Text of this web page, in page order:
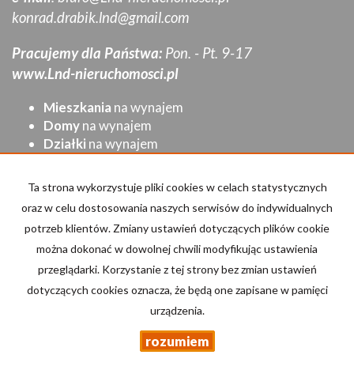
konrad.drabik.lnd@gmail.com
Pracujemy dla Państwa: Pon. - Pt. 9-17
www.Lnd-nieruchomosci.pl
Mieszkania na wynajem
Domyna wynajem
Działki na wynajem
Hale
na wynajem
Obiekty
na wynajem
Mieszkaniana sprzedaż
Domyna sprzedaż
Działkina sprzedaż
Lokale na sprzedaż
Ta strona wykorzystuje pliki cookies w celach statystycznych
oraz w celu dostosowania naszych serwisów do indywidualnych
potrzeb klientów. Zmiany ustawień dotyczących plików cookie
można dokonać w dowolnej chwili modyfikując ustawienia
przeglądarki. Korzystanie z tej strony bez zmian ustawień
dotyczących cookies oznacza, że będą one zapisane w pamięci
urządzenia.
rozumiem